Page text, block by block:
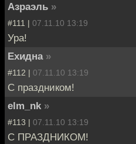
Азраэль »
#111 | 07.11.10 13:19
Ура!
Ехидна »
#112 | 07.11.10 13:19
С праздником!
elm_nk »
#113 | 07.11.10 13:19
С ПРАЗДНИКОМ!